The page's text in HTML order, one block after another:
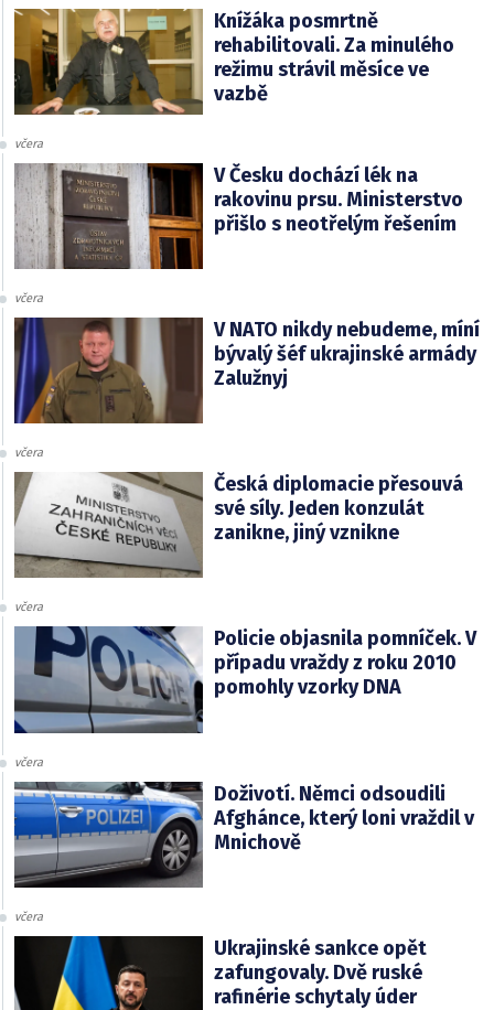
Knížáka posmrtně
rehabilitovali. Za minulého
režimu strávil měsíce ve
vazbě
včera
V Česku dochází lék na
rakovinu prsu. Ministerstvo
přišlo s neotřelým řešením
včera
V NATO nikdy nebudeme, míní
bývalý šéf ukrajinské armády
Zalužnyj
včera
Česká diplomacie přesouvá
své síly. Jeden konzulát
zanikne, jiný vznikne
včera
Policie objasnila pomníček. V
případu vraždy z roku 2010
pomohly vzorky DNA
včera
Doživotí. Němci odsoudili
Afghánce, který loni vraždil v
Mnichově
včera
Ukrajinské sankce opět
zafungovaly. Dvě ruské
rafinérie schytaly úder